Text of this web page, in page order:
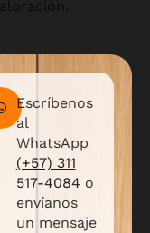
Escríbenos
al
WhatsApp
(+57) 311
517-4084 o
envíanos
un mensaje